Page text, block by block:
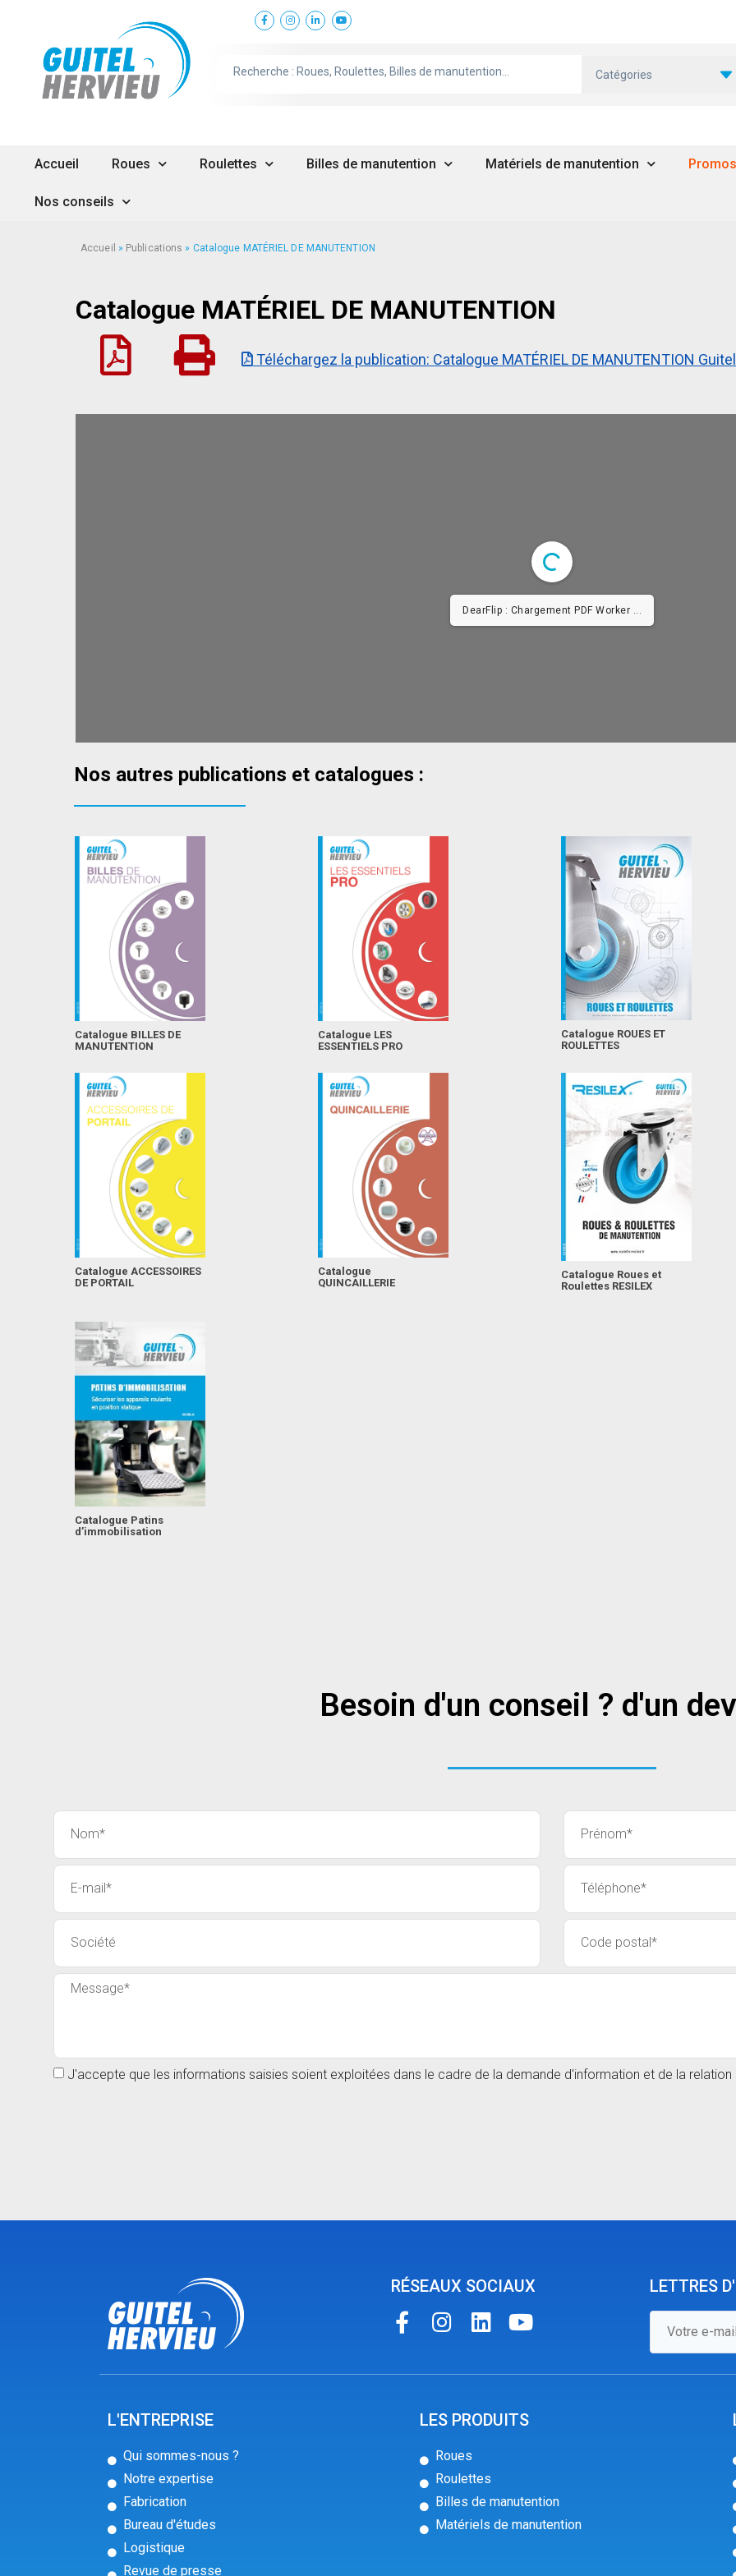
Catégories
Accueil Roues Roulettes Billes de manutention Matériels de manutention Promos
Nos conseils
Accueil » Publications » Catalogue MATÉRIEL DE MANUTENTION
Catalogue MATÉRIEL DE MANUTENTION
Téléchargez la publication: Catalogue MATÉRIEL DE MANUTENTION
DearFlip : Chargement PDF Worker ...
Nos autres publications et catalogues :
Catalogue BILLES DE
MANUTENTION
Catalogue LES
ESSENTIELS PRO
Catalogue ROUES ET
ROULETTES
Catalogue ACCESSOIRES
DE PORTAIL
Catalogue
QUINCAILLERIE
Catalogue Roues et
Roulettes RESILEX
Catalogue Patins
d’immobilisation
Besoin d'un conseil ? d'un
J'accepte que les informations saisies soient exploitées dans le cadre de la demande d'information et de la
RÉSEAUX SOCIAUX LETTRES
L'ENTREPRISE
Qui sommes-nous ?
Notre expertise
Fabrication
Bureau d'études
Logistique
Revue de presse
LES PRODUITS
Roues
Roulettes
Billes de manutention
Matériels de manutention